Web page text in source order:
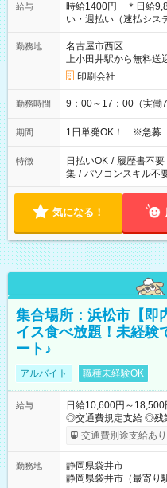
給与
時給1400円 ＊日給
い・週払い（速払シス
勤務地
名古屋市西区
上小田井駅から無料送
印刷会社
勤務時間 9：00～17：00（実働
期間 1日単発OK！ ※急募
特徴 日払いOK / 履歴書不要
集 / パソコンスキル不
気になる！
集合場所：浜松市【即
イス食べ放題！未経験
ート♪
アルバイト 職種未経験OK
給与
日給10,600円～18,500
◎交通費規定支給 ◎残
翌5時は割増給与 ◎日
ダブルワークも可能です☺ ◎髪色、ピアス、タトゥーOK
れも自由に楽しめます！ 【試用期間】試用期間あり 試用期
交通費別途支給あり
勤務地
静岡県袋井市
静岡県袋井市（最寄り